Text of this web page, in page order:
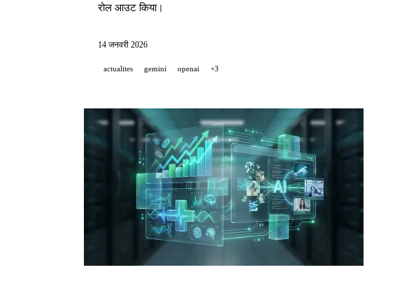
रोल आउट किया।
14 जनवरी 2026
actualites gemini openai +3